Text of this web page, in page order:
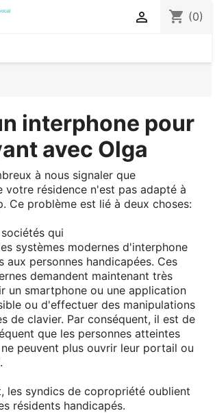
shopping_cart (0)

interphone pour
avec Olga
à nous signaler que
votre résidence n'est pas adapté à
Ce problème est lié à deux choses:
qui
systèmes modernes d'interphone
aux personnes handicapées. Ces
demandent maintenant très
un smartphone ou une application
ou d'effectuer des manipulations
de clavier. Par conséquent, il est de
que les personnes atteintes
peuvent plus ouvrir leur portail ou
les syndics de copropriété oublient
résidents handicapés.